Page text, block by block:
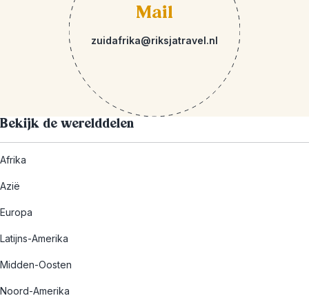
Mail
zuidafrika@riksjatravel.nl
Bekijk de werelddelen
Afrika
Azië
Europa
Latijns-Amerika
Midden-Oosten
Noord-Amerika